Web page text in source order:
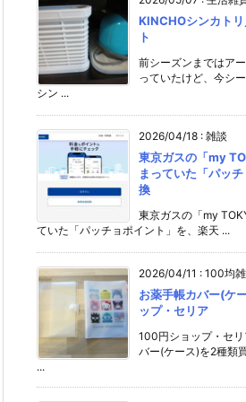
KINCHOシンカト
ト
前シーズンまではア
っていたけど、今シ
シン ...
2026/04/18 : 雑談
東京ガスの「my
まっていた「パッ
換
東京ガスの「my
ていた「パッチョポイント」を、楽天 ...
2026/04/11 : 100均
お薬手帳カバー(ケ
ップ・セリア
100円ショップ・セ
バー(ケース)を2種類
...